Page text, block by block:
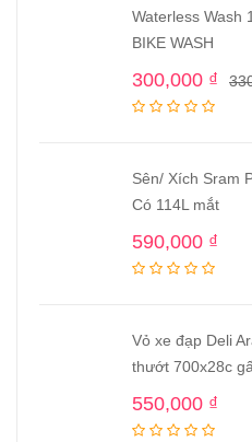
Waterless Wash
BIKE WASH
300,000 ₫
Sên/ Xích Sram
Có 114L mắt
590,000 ₫
Vỏ xe đạp Deli
thướt 700x28c
550,000 ₫